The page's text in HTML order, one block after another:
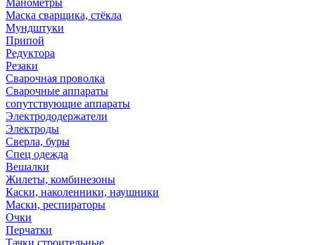
Манометры
Маска сварщика, стёкла
Мундштуки
Припой
Редуктора
Резаки
Сварочная проволка
Сварочные аппараты
сопутствующие аппараты
Электрододержатели
Электроды
Сверла, буры
Спец одежда
Вешалки
Жилеты, комбинезоны
Каски, наколенники, наушники
Маски, респираторы
Очки
Перчатки
Тачки строительные